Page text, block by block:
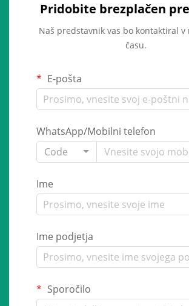
Pridobite brezplačen
Naš predstavnik vas bo kontaktiral v
času.
E-pošta
WhatsApp/Mobilni telefon
Code
Ime
Ime podjetja
Sporočilo